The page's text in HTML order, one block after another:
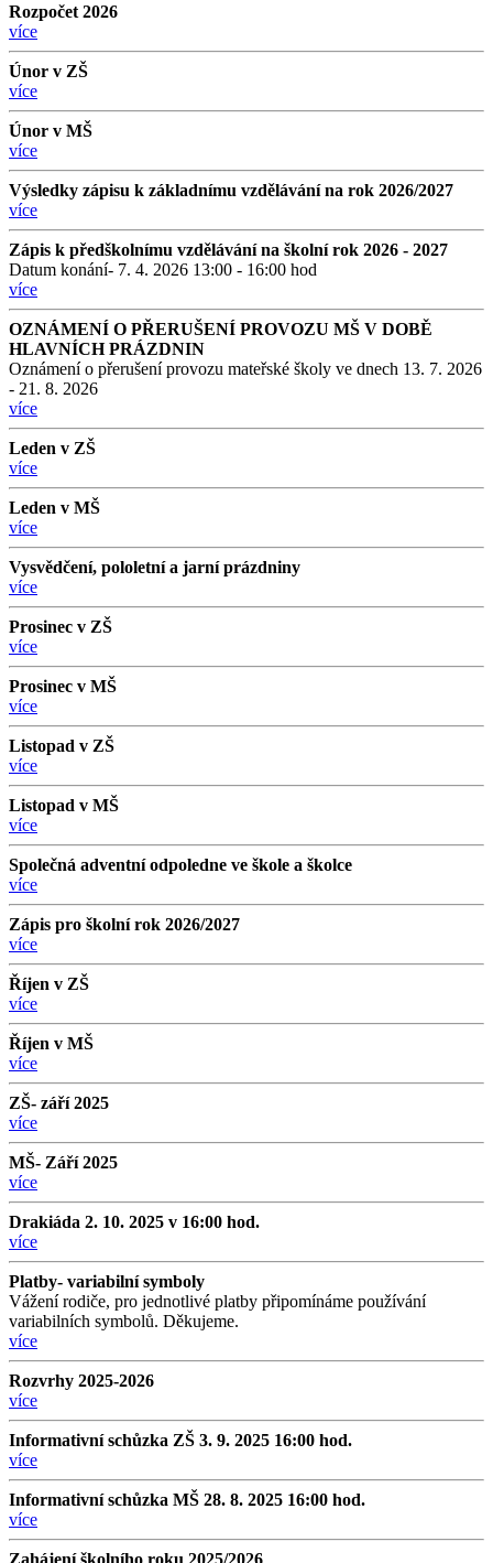
Rozpočet 2026
více
Únor v ZŠ
více
Únor v MŠ
více
Výsledky zápisu k základnímu vzdělávání na rok 2026/2027
více
Zápis k předškolnímu vzdělávání na školní rok 2026 - 2027
Datum konání- 7. 4. 2026 13:00 - 16:00 hod
více
OZNÁMENÍ O PŘERUŠENÍ PROVOZU MŠ V DOBĚ
HLAVNÍCH PRÁZDNIN
Oznámení o přerušení provozu mateřské školy ve dnech 13. 7. 2026
- 21. 8. 2026
více
Leden v ZŠ
více
Leden v MŠ
více
Vysvědčení, pololetní a jarní prázdniny
více
Prosinec v ZŠ
více
Prosinec v MŠ
více
Listopad v ZŠ
více
Listopad v MŠ
více
Společná adventní odpoledne ve škole a školce
více
Zápis pro školní rok 2026/2027
více
Říjen v ZŠ
více
Říjen v MŠ
více
ZŠ- září 2025
více
MŠ- Září 2025
více
Drakiáda 2. 10. 2025 v 16:00 hod.
více
Platby- variabilní symboly
Vážení rodiče, pro jednotlivé platby připomínáme používání
variabilních symbolů. Děkujeme.
více
Rozvrhy 2025-2026
více
Informativní schůzka ZŠ 3. 9. 2025 16:00 hod.
více
Informativní schůzka MŠ 28. 8. 2025 16:00 hod.
více
Zahájení školního roku 2025/2026